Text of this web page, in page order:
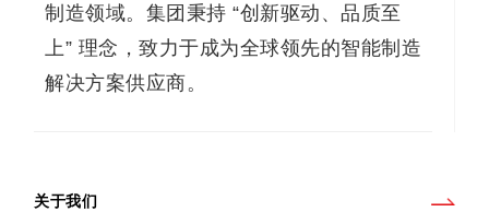
制造领域。集团秉持 “创新驱动、品质至
上” 理念，致力于成为全球领先的智能制造
解决方案供应商。
关于我们